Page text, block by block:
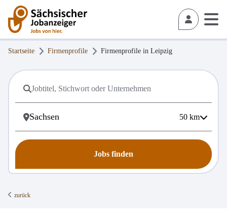
Startseite Firmenprofile Firmenprofile in Leipzig
50 km
Jobs finden
zurück